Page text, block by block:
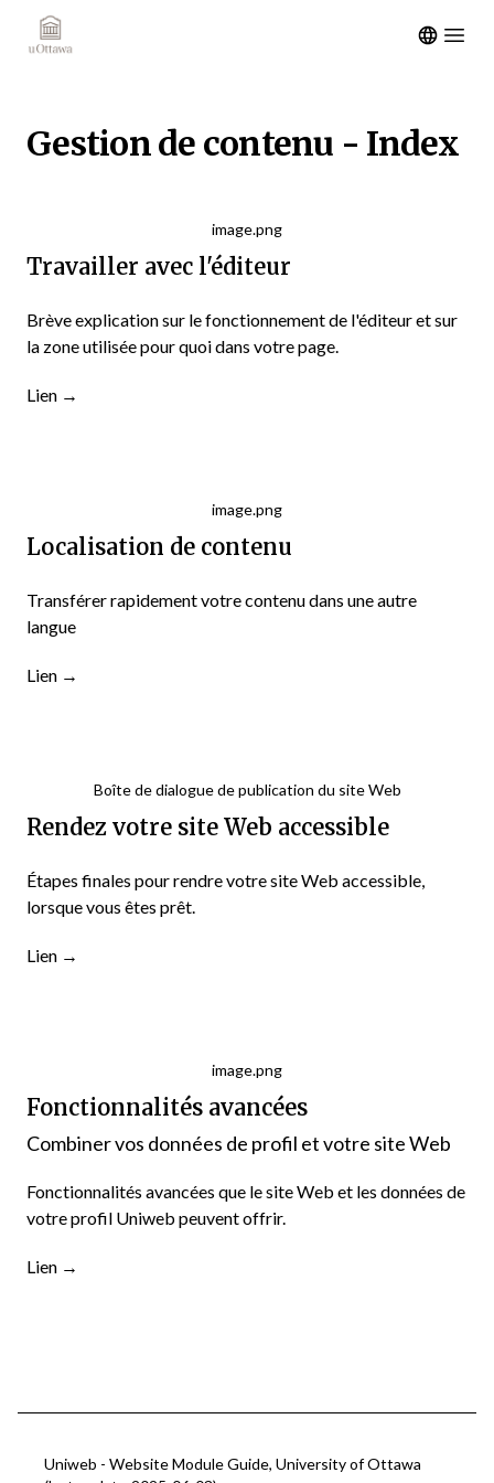
Open
Gestion de contenu - Index
image.png
Travailler avec l'éditeur
Brève explication sur le fonctionnement de l'éditeur et sur
la zone utilisée pour quoi dans votre page.
Lien →
image.png
Localisation de contenu
Transférer rapidement votre contenu dans une autre
langue
Lien →
Boîte de dialogue de publication du site Web
Rendez votre site Web accessible
Étapes finales pour rendre votre site Web accessible,
lorsque vous êtes prêt.
Lien →
image.png
Fonctionnalités avancées
Combiner vos données de profil et votre site Web
Fonctionnalités avancées que le site Web et les données de
votre profil Uniweb peuvent offrir.
Lien →
Uniweb - Website Module Guide, University of Ottawa